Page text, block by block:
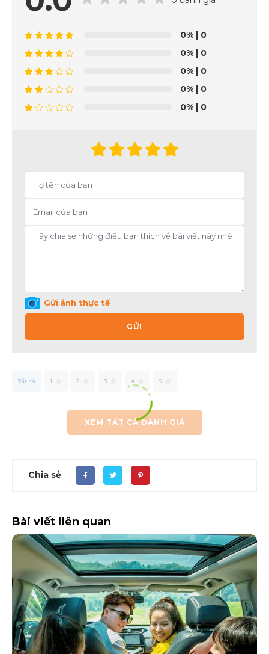
0% | 0
0% | 0
0% | 0
0% | 0
0% | 0
Gửi ảnh thực tế
GỬI
Tất cả 1 2 3 4 5
XEM TẤT CẢ ĐÁNH GIÁ
Chia sẻ
Bài viết liên quan